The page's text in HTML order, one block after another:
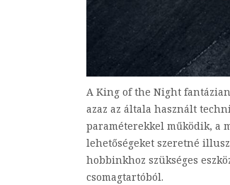
A King of the Night
azaz az általa használt
paraméterekkel működik, a
lehetőségeket szeretné
hobbinkhoz szükséges
csomagtartóból.